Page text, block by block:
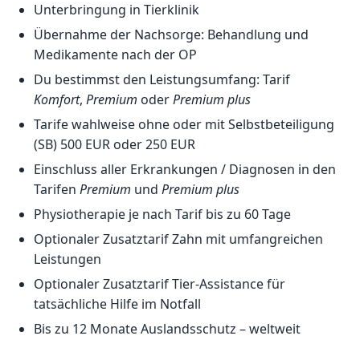
Unterbringung in Tierklinik
Übernahme der Nachsorge: Behandlung und
Medikamente nach der OP
Du bestimmst den Leistungsumfang: Tarif
Komfort, Premium oderPremium plus
Tarife wahlweise ohne oder mit Selbstbeteiligung
(SB) 500 EUR oder 250 EUR
Einschluss aller Erkrankungen / Diagnosen in den
Tarifen Premium und Premium plus
Physiotherapie je nach Tarif bis zu 60 Tage
Optionaler Zusatztarif Zahn mit umfangreichen
Leistungen
Optionaler Zusatztarif Tier-Assistance für
tatsächliche Hilfe im Notfall
Bis zu 12 Monate Auslandsschutz – weltweit